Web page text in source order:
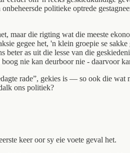
politieke optrede
maar die rigting wat die meeste
gegee het, 'n klein groepie se
as uit die lesse van die
nie kan deurboor nie - daarvoor
rade”, gekies is — so ook die
ons politiek?
keer oor sy eie voete geval het.